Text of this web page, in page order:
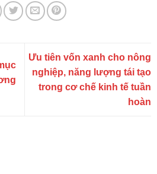
Ưu tiên vốn xanh cho nông
nghiệp, năng lượng tái tạo
trong cơ chế kinh tế tuần
hoàn